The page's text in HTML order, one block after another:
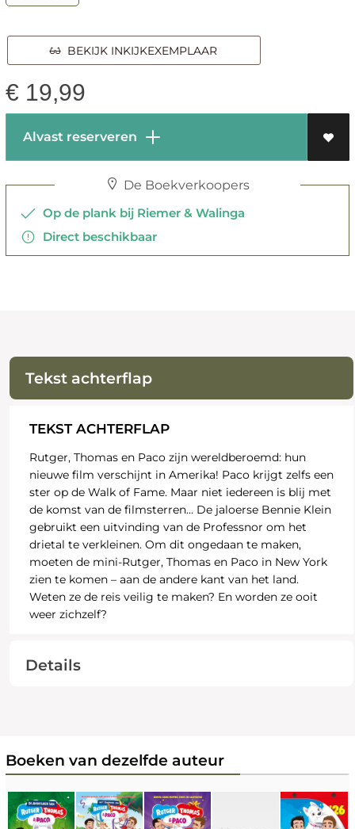
BEKIJK INKIJKEXEMPLAAR
€ 19,99
Alvast reserveren
De Boekverkoopers
Op de plank bij Riemer & Walinga
Direct beschikbaar
Tekst achterflap
TEKST ACHTERFLAP
Rutger, Thomas en Paco zijn wereldberoemd: hun
nieuwe film verschijnt in Amerika! Paco krijgt zelfs een
ster op de Walk of Fame. Maar niet iedereen is blij met
de komst van de filmsterren… De jaloerse Bennie Klein
gebruikt een uitvinding van de Professnor om het
drietal te verkleinen. Om dit ongedaan te maken,
moeten de mini-Rutger, Thomas en Paco in New York
zien te komen – aan de andere kant van het land.
Weten ze de reis veilig te maken? En worden ze ooit
weer zichzelf?
Details
Boeken van dezelfde auteur